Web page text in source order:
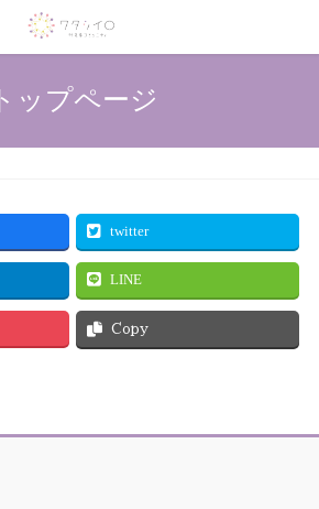
トップページ
twitter
LINE
Copy